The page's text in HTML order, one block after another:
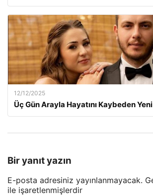
12/12/2025
Üç Gün Arayla Hayatını Kaybeden
Bir yanıt yazın
E-posta adresiniz yayınlanmayacak.
ile işaretlenmişlerdir